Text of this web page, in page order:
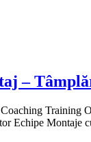
–
Training
Echipe Montaje